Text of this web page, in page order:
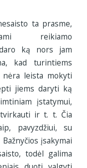
ta prasme,
reikiamo
ką nors jam
kad turintiems
leista mokyti
jiems daryti ką
įstatymui,
ir t. t. Čia
pavyzdžiui, su
įsakymai
todėl galima